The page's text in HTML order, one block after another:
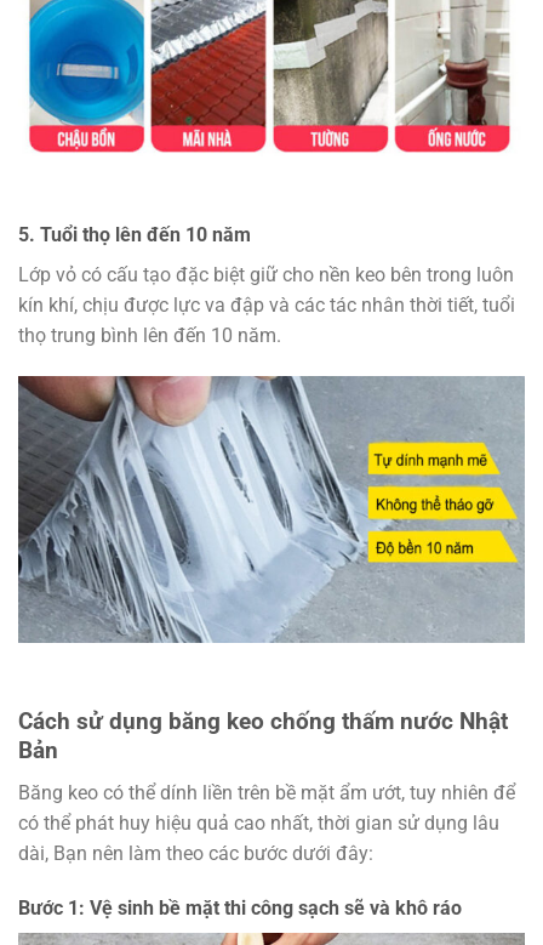
5. Tuổi thọ lên đến 10 năm
Lớp vỏ có cấu tạo đặc biệt giữ cho nền keo bên trong luôn
kín khí, chịu được lực va đập và các tác nhân thời tiết, tuổi
thọ trung bình lên đến 10 năm.
Cách sử dụng băng keo chống thấm nước Nhật
Bản
Băng keo có thể dính liền trên bề mặt ẩm ướt, tuy nhiên để
có thể phát huy hiệu quả cao nhất, thời gian sử dụng lâu
dài, Bạn nên làm theo các bước dưới đây:
Bước 1: Vệ sinh bề mặt thi công sạch sẽ và khô ráo